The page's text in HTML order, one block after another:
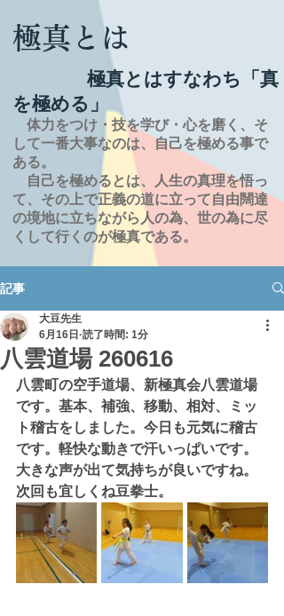
極真とは
極真とはすなわち「真
を極める」
体力をつけ・技を学び・心を磨く、そ
して一番大事なのは、自己を極める事で
ある。
自己を極めるとは、
人生の真理を悟っ
て、その上で正義の道に立って自由闊達
の境地に立ちながら人の為、世の為に尽
くして行くのが極真である。
記事
八雲道場 260616
大豆先生
6月16日 読了時間: 1分
八雲町の空手道場、新極真会八雲道場
です。基本、補強、移動、相対、ミッ
ト稽古をしました。今日も元気に稽古
です。軽快な動きで汗いっぱいです。
大きな声が出て気持ちが良いですね。
次回も宜しくね豆拳士。